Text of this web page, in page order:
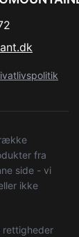
fra
side - vi
ikke
rettigheder